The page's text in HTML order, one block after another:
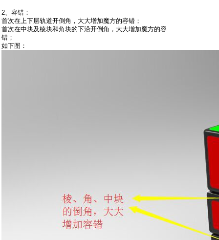
2、容错：
首次在上下层轨道开倒角，大大增加魔方的容错；
首次在中块及棱块和角块的下沿开倒角，大大增加魔方的容
错；
如下图：